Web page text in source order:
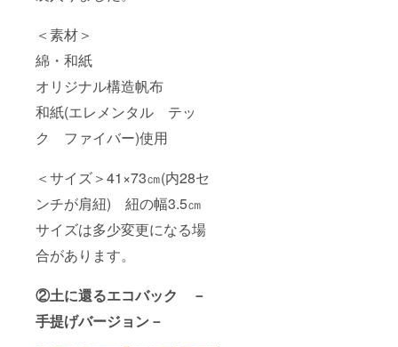
＜素材＞
綿・和紙
オリジナル構造帆布
和紙(エレメンタル テッ
ク ファイバー)使用
＜サイズ＞41×73㎝(内28セ
ンチが肩紐) 紐の幅3.5㎝
サイズは多少変更になる場
合があります。
②土に還るエコバック －
手提げバージョン－